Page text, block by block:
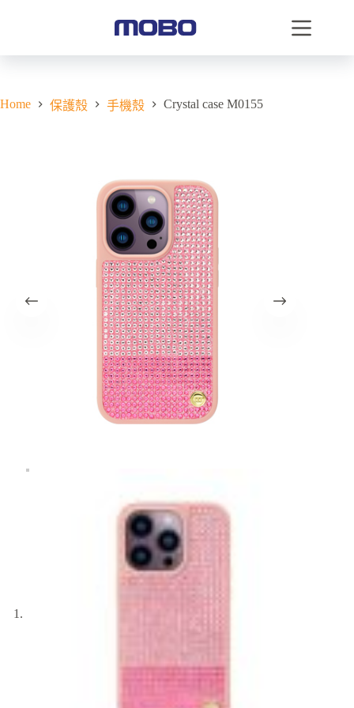
Home 保護殼 手機殼 Crystal case M0155